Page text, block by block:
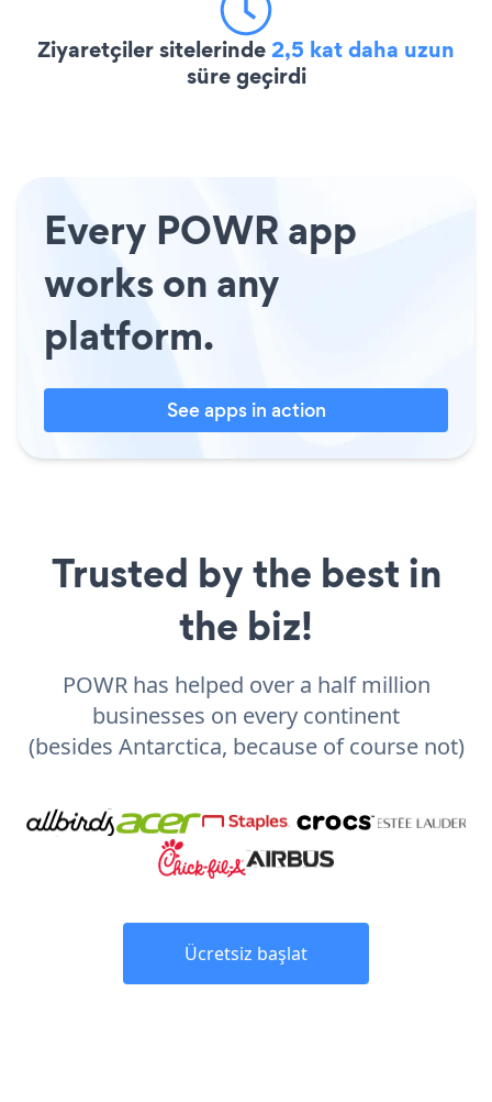
Ziyaretçiler sitelerinde2,5 kat daha uzun
süre geçirdi
Every POWR app
works on any
platform.
See apps in action
Trusted by the best in
the biz!
POWR has helped over a half million
businesses on every continent
(besides Antarctica, because of course not)
Ücretsiz başlat